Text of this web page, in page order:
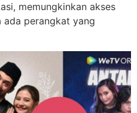
memungkinkan akses
ada perangkat yang